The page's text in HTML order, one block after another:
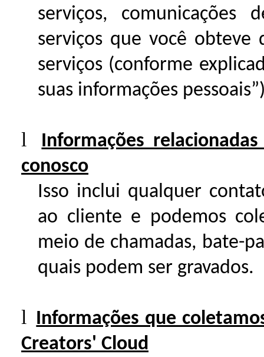
serviços,
serviços que você obteve
serviços (conforme
suas informações
l
Informações
conosco
Isso inclui qualquer
ao cliente e podemos
meio de chamadas, bate-
quais podem ser gravados.
l Informações que
Creators' Cloud